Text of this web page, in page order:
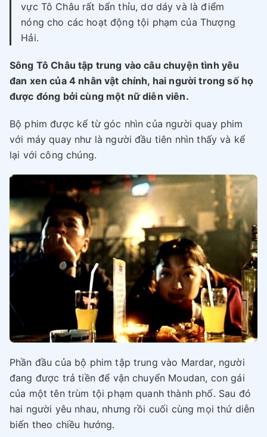
vực Tô Châu rất bẩn thỉu, dơ dáy và là điểm
nóng cho các hoạt động tội phạm của Thượng
Hải.
Sông Tô Châu tập trung vào câu chuyện tình yêu
đan xen của 4 nhân vật chính, hai người trong số họ
được đóng bởi cùng một nữ diễn viên.
Bộ phim được kể từ góc nhìn của người quay phim
với máy quay như là người đầu tiên nhìn thấy và kể
lại với công chúng.
Phần đầu của bộ phim tập trung vào Mardar, người
đang được trả tiền để vận chuyển Moudan, con gái
của một tên trùm tội phạm quanh thành phố. Sau đó
hai người yêu nhau, nhưng rồi cuối cùng mọi thứ diễn
biến theo chiều hướng.